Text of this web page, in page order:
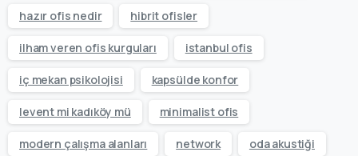
hazır ofis nedir hibrit ofisler
ilham veren ofis kurguları istanbul ofis
iç mekan psikolojisi kapsülde konfor
levent mi kadıköy mü minimalist ofis
modern çalışma alanları network oda akustiği